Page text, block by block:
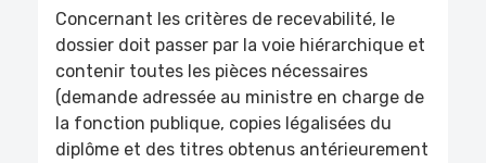
Concernant les critères de recevabilité, le
dossier doit passer par la voie hiérarchique et
contenir toutes les pièces nécessaires
(demande adressée au ministre en charge de
la fonction publique, copies légalisées du
diplôme et des titres obtenus antérieurement